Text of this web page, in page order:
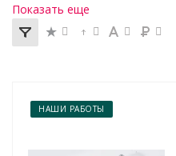
Показать еще
НАШИ РАБОТЫ